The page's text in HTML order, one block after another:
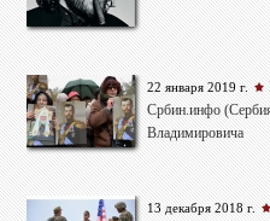
22 января 2019 г.
Србин.инфо
Владимировича
13 декабря 2018 г.